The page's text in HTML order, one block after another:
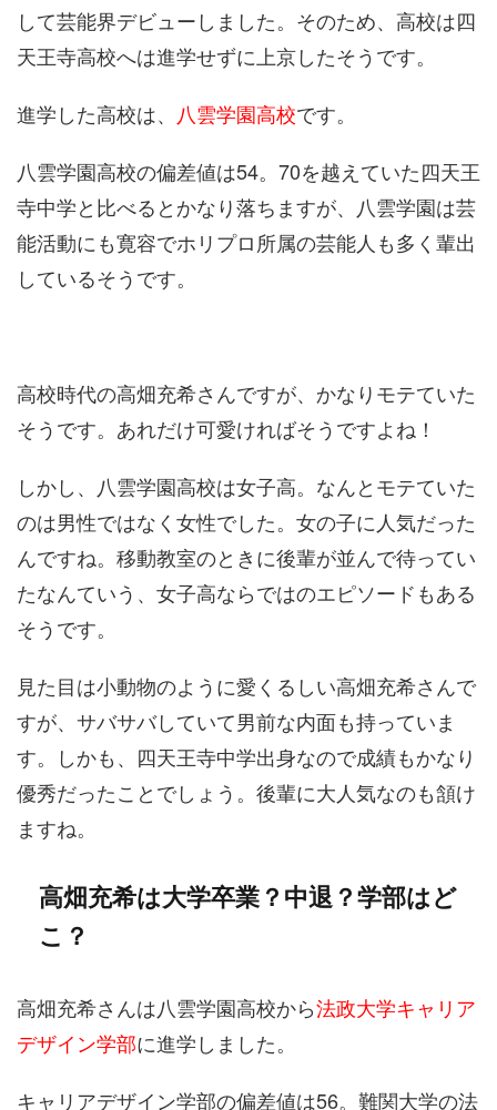
して芸能界デビューしました。そのため、高校は四
天王寺高校へは進学せずに上京したそうです。
進学した高校は、
八雲学園高校です。
八雲学園高校の偏差値は54。70を越えていた四天王
寺中学と比べるとかなり落ちますが、八雲学園は芸
能活動にも寛容でホリプロ所属の芸能人も多く輩出
しているそうです。
高校時代の高畑充希さんですが、かなりモテていた
そうです。あれだけ可愛ければそうですよね！
しかし、八雲学園高校は女子高。なんとモテていた
のは男性ではなく女性でした。女の子に人気だった
んですね。移動教室のときに後輩が並んで待ってい
たなんていう、女子高ならではのエピソードもある
そうです。
見た目は小動物のように愛くるしい高畑充希さんで
すが、サバサバしていて男前な内面も持っていま
す。しかも、四天王寺中学出身なので成績もかなり
優秀だったことでしょう。後輩に大人気なのも頷け
ますね。
高畑充希は大学卒業？中退？学部はど
こ？
高畑充希さんは八雲学園高校から法政大学キャリア
デザイン学部に進学しました。
キャリアデザイン学部の偏差値は56。難関大学の法